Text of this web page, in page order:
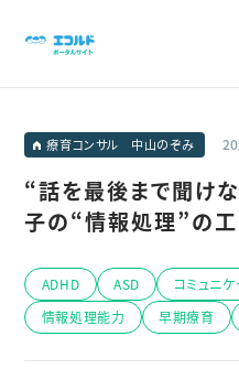
療育コンサル 中山のぞみ
“話を最後まで聞け
子の“情報処理”の
ADHD ASD コミュニケ
情報処理能力
早期療育